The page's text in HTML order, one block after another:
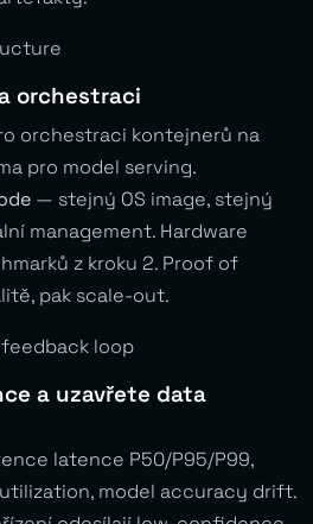
orchestraci
orchestraci kontejnerů na
pro model serving.
— stejný OS image, stejný
management. Hardware
z kroku 2. Proof of
pak scale-out.
loop
a uzavřete data
latence P50/P95/P99,
model accuracy drift.